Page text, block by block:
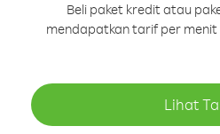
Beli paket kredit atau
mendapatkan tarif per menit
Lihat